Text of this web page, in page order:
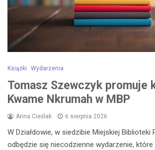
Książki Wydarzenia
Tomasz Szewczyk promuje
Kwame Nkrumah w MBP
Anna Cieślak 6 sierpnia 2026
W Działdowie, w siedzibie Miejskiej Biblioteki
odbędzie się niecodzienne wydarzenie,